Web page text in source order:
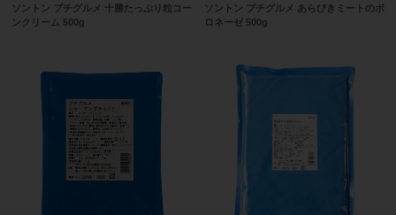
ソントン プチグルメ 十勝たっぷり粒コー
ンクリーム 500g
ソントン プチグルメ あらびきミートのボ
ロネーゼ 500g